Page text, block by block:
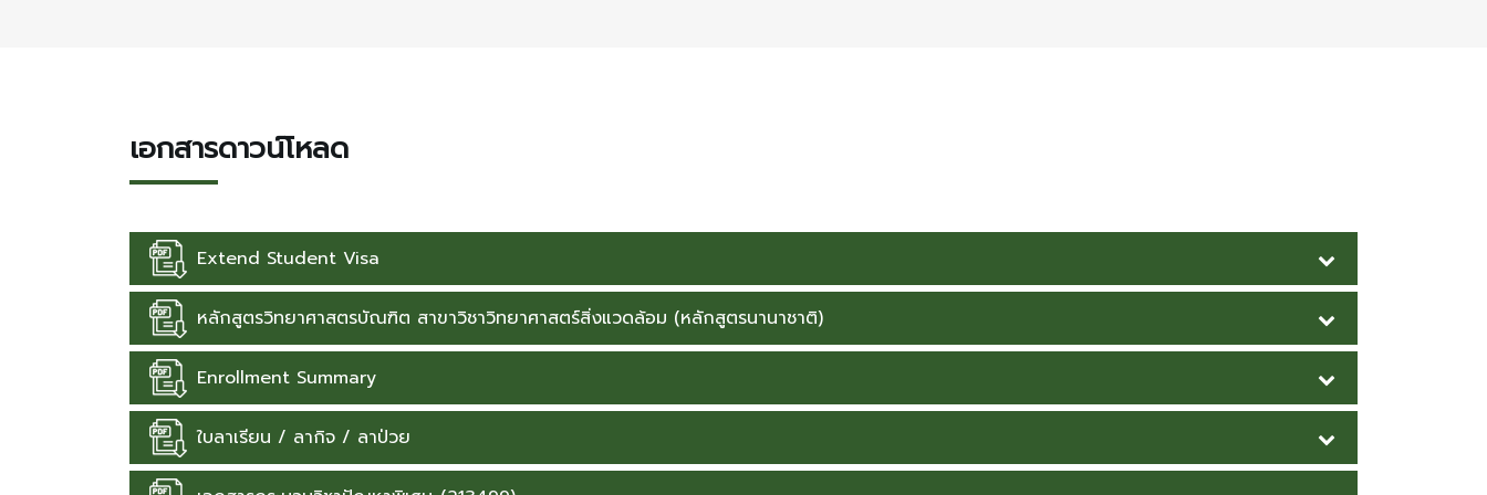
เอกสารดาวน์โหลด
Extend Student Visa
Request Form for Extend Student Visa (For foreign student in Thailand)
หลักสูตรวิทยาศาสตรบัณฑิต สาขาวิชาวิทยาศาสตร์สิ่งแวดล้อม (หลักสูตรนานาชาติ)
โครงสร้างหลักสูตรฯ (แผนปกติ)
โครงสร้างหลักสูตรฯ (แผนสหกิจศึกษา)
หลักสูตรวิทยาศาสตรบัณฑิต สาขาวิชาวิทยาศาสตร์สิ่งแวดล้อม (หลักสูตรนานาชาติ)
Enrollment Summary
Enrollment Summary 64-68
ใบลาเรียน / ลากิจ / ลาป่วย
Request Form for Absence of the class.pdf